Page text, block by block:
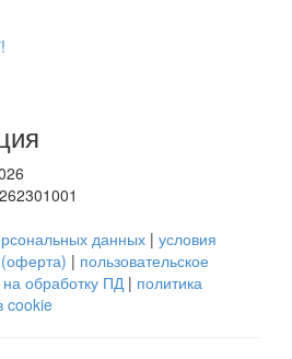
данных | условия
| пользовательское
на обработку ПД| политика
cookie